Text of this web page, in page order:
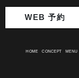
WEB 予
HOME CONCEPT MENU